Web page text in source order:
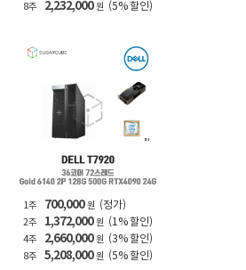
8주 2,232,000 원 (5% 할인)
1주 700,000 원 (정가)
2주 1,372,000 원 (1% 할인)
4주 2,660,000 원 (3% 할인)
8주 5,208,000 원 (5% 할인)